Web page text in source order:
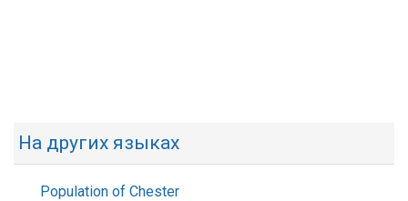
На других языках
Population of Chester